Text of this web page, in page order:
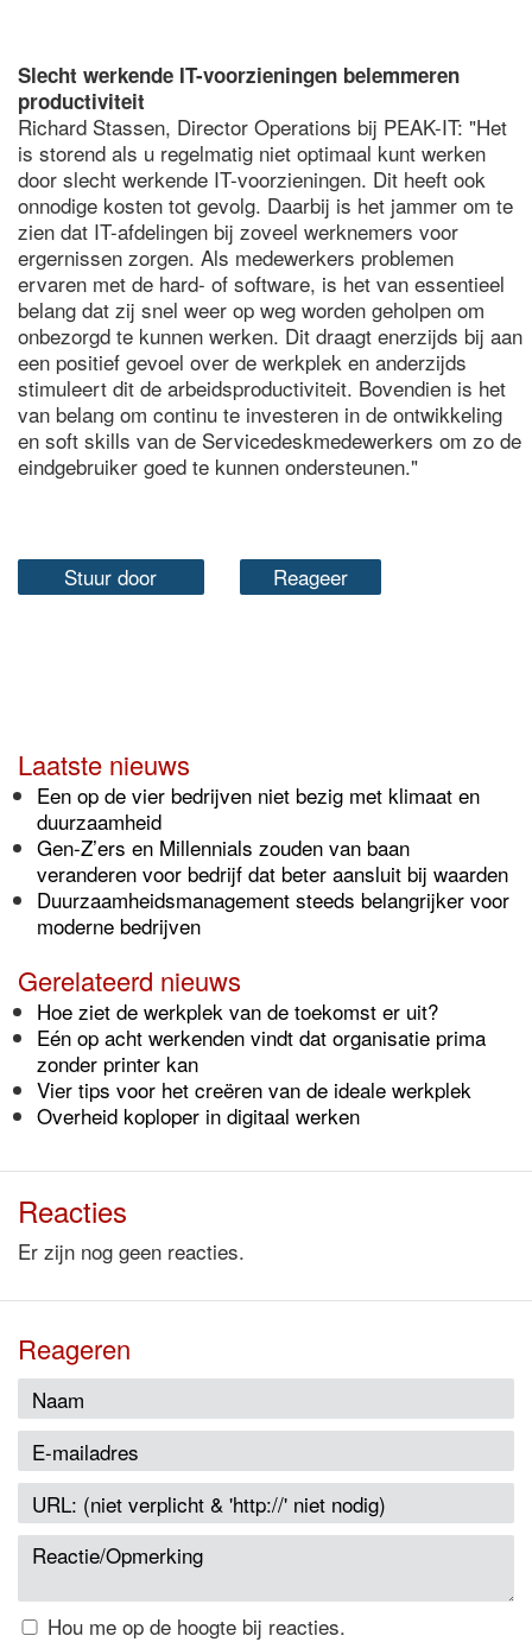
Slecht werkende IT-voorzieningen belemmeren
productiviteit
Richard Stassen, Director Operations bij PEAK-IT: "Het
is storend als u regelmatig niet optimaal kunt werken
door slecht werkende IT-voorzieningen. Dit heeft ook
onnodige kosten tot gevolg. Daarbij is het jammer om te
zien dat IT-afdelingen bij zoveel werknemers voor
ergernissen zorgen. Als medewerkers problemen
ervaren met de hard- of software, is het van essentieel
belang dat zij snel weer op weg worden geholpen om
onbezorgd te kunnen werken. Dit draagt enerzijds bij aan
een positief gevoel over de werkplek en anderzijds
stimuleert dit de arbeidsproductiviteit. Bovendien is het
van belang om continu te investeren in de ontwikkeling
en soft skills van de Servicedeskmedewerkers om zo de
eindgebruiker goed te kunnen ondersteunen."
Stuur door Reageer
Laatste nieuws
Een op de vier bedrijven niet bezig met klimaat en
duurzaamheid
Gen-Z’ers en Millennials zouden van baan
veranderen voor bedrijf dat beter aansluit bij waarden
Duurzaamheidsmanagement steeds belangrijker voor
moderne bedrijven
Gerelateerd nieuws
Hoe ziet de werkplek van de toekomst er uit?
Eén op acht werkenden vindt dat organisatie prima
zonder printer kan
Vier tips voor het creëren van de ideale werkplek
Overheid koploper in digitaal werken
Reacties
Er zijn nog geen reacties.
Reageren
Hou me op de hoogte bij reacties.